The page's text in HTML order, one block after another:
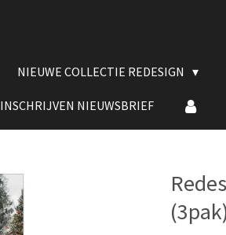
NIEUWE COLLECTIE REDESIGN
INSCHRIJVEN NIEUWSBRIEF